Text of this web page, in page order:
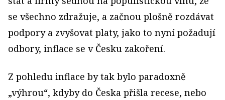
se všechno zdražuje, a začnou plošně rozdávat
podpory a zvyšovat platy, jako to nyní požadují
odbory, inflace se v Česku zakoření.
Z pohledu inflace by tak bylo paradoxně
„výhrou“, kdyby do Česka přišla recese, nebo